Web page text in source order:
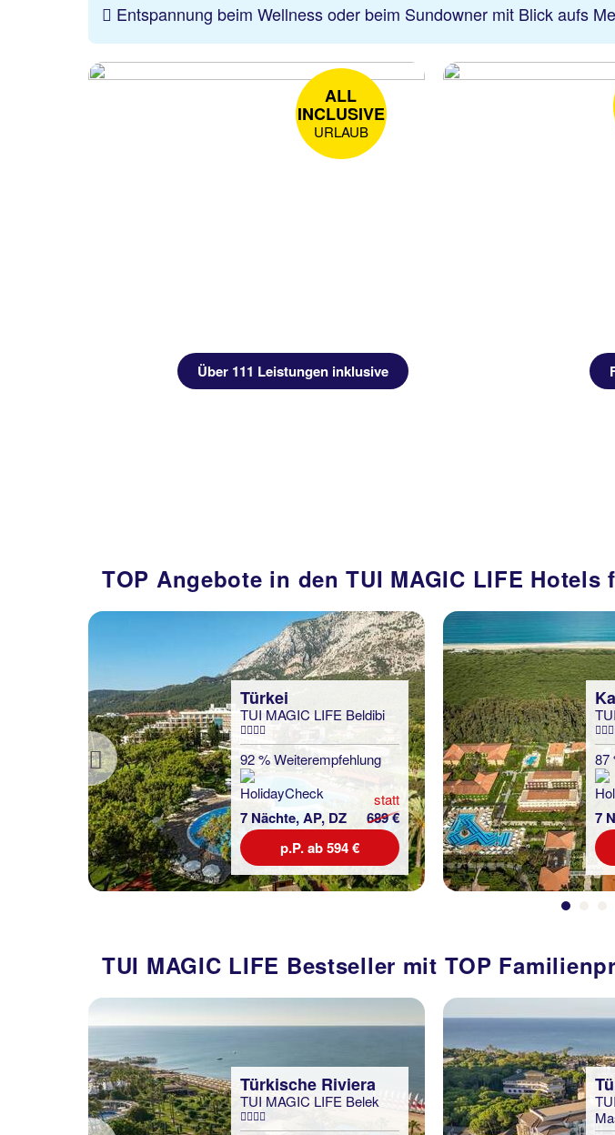
Entspannung beim Wellness oder beim Sundowner mit Blick aufs
ALL
INCLUSIVE
URLAUB
Über 111 Leistungen inklusive
TOP Angebote in den TUI MAGIC LIFE Hotels
Previous
Türkei
TUI MAGIC LIFE Beldibi
92 % Weiterempfehlung
7 Nächte, AP, DZ
statt
689 €
p.P. ab 594 €
87
7
TUI MAGIC LIFE Bestseller mit TOP
Türkische Riviera
TUI MAGIC LIFE Belek